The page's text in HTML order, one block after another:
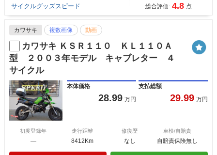
サイクルグッズスピード
総合評価: 4.8 点
カワサキ 複数画像 動画
カワサキ ＫＳＲ１１０ ＫＬ１１０Ａ
型 ２００３年モデル キャブレター ４
サイクル
本体価格
28.99 万円
支払総額
29.99 万円
初度登録年
―
走行距離
8412Km
修復歴
なし
車検/自賠責
自賠責保険無し